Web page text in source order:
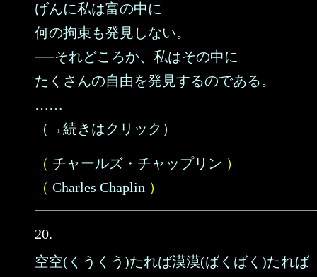
げんに私は富の中に
何の拘束も発見しない。
──それどころか、私はその中に
たくさんの自由を発見するのである。
……
（→続きはクリック）
（ チャールズ・チャップリン ）
（ Charles Chaplin ）
20.
空空(くうくう)たれば漠漠(ばくばく)たれば